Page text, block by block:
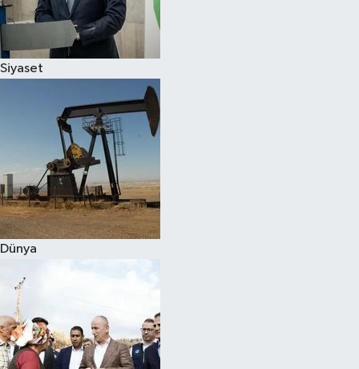
Siyaset
Dünya
Spor
Çocuk
Eğitim
Hava Durumu
Kadın
Kültür Sanat
Sağlık